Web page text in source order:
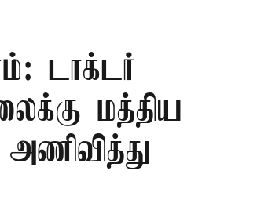
டாக்டர்
மத்திய
அணிவித்து